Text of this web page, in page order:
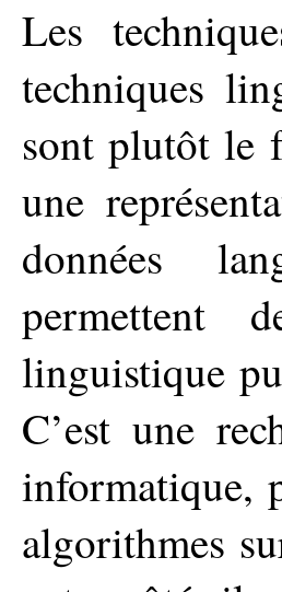
Les
techniques
sont plutôt le
une
données
permettent
linguistique
C’est une
informatique,
algorithmes